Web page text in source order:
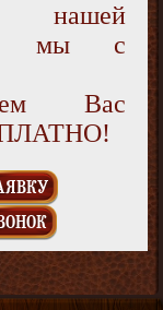
нашей
мы с
Вас